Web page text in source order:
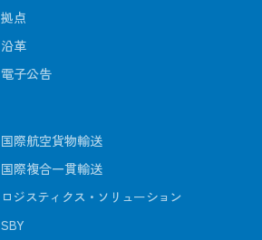
拠点
沿革
電子公告
国際航空貨物輸送
国際複合一貫輸送
ロジスティクス・ソリューション
SBY